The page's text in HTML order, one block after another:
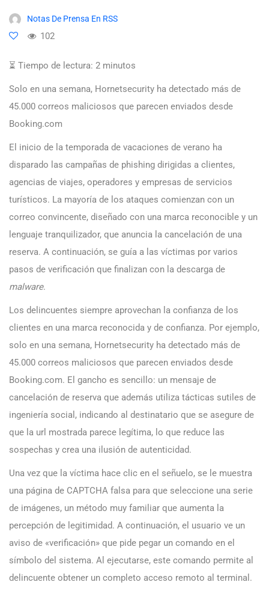
Notas De Prensa En RSS
102
⏳ Tiempo de lectura: 2 minutos
Solo en una semana, Hornetsecurity ha detectado más de
45.000 correos maliciosos que parecen enviados desde
Booking.com
El inicio de la temporada de vacaciones de verano ha
disparado las campañas de phishing dirigidas a clientes,
agencias de viajes, operadores y empresas de servicios
turísticos. La mayoría de los ataques comienzan con un
correo convincente, diseñado con una marca reconocible y un
lenguaje tranquilizador, que anuncia la cancelación de una
reserva. A continuación, se guía a las víctimas por varios
pasos de verificación que finalizan con la descarga de
malware.
Los delincuentes siempre aprovechan la confianza de los
clientes en una marca reconocida y de confianza. Por ejemplo,
solo en una semana, Hornetsecurity ha detectado más de
45.000 correos maliciosos que parecen enviados desde
Booking.com. El gancho es sencillo: un mensaje de
cancelación de reserva que además utiliza tácticas sutiles de
ingeniería social, indicando al destinatario que se asegure de
que la url mostrada parece legítima, lo que reduce las
sospechas y crea una ilusión de autenticidad.
Una vez que la víctima hace clic en el señuelo, se le muestra
una página de CAPTCHA falsa para que seleccione una serie
de imágenes, un método muy familiar que aumenta la
percepción de legitimidad. A continuación, el usuario ve un
aviso de «verificación» que pide pegar un comando en el
símbolo del sistema. Al ejecutarse, este comando permite al
delincuente obtener un completo acceso remoto al terminal.